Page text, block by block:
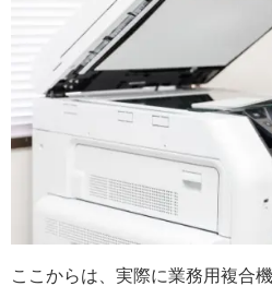
ここからは、実際に業務用複合